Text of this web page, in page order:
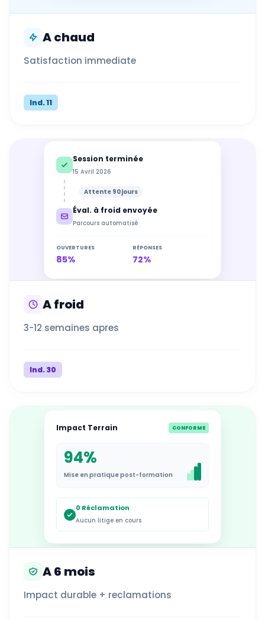
A chaud
Satisfaction immediate
Ind. 11
Session terminée
15 Avril 2026
Attente 90 jours
Éval. à froid envoyée
Parcours automatisé
OUVERTURES
85%
RÉPONSES
72%
A froid
3-12 semaines apres
Ind. 30
Impact Terrain CONFORME
94%
Mise en pratique post-formation
0 Réclamation
Aucun litige en cours
A 6 mois
Impact durable + reclamations